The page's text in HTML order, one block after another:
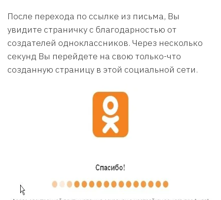
После перехода по ссылке из письма, Вы
увидите страничку с благодарностью от
создателей одноклассников. Через несколько
секунд Вы перейдете на свою только-что
созданную страницу в этой социальной сети.